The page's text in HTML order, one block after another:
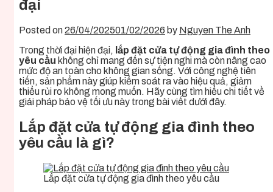
đại
Posted on26/04/202501/02/2026 by Nguyen The Anh
Trong thời đại hiện đại, lắp đặt cửa tự động gia đình theo
yêu cầu không chỉ mang đến sự tiện nghi mà còn nâng cao
mức độ an toàn cho không gian sống. Với công nghệ tiên
tiến, sản phẩm này giúp kiểm soát ra vào hiệu quả, giảm
thiểu rủi ro không mong muốn. Hãy cùng tìm hiểu chi tiết về
giải pháp bảo vệ tối ưu này trong bài viết dưới đây.
Lắp đặt cửa tự động gia đình theo
yêu cầu là gì?
Lắp đặt cửa tự động gia đình theo yêu cầu